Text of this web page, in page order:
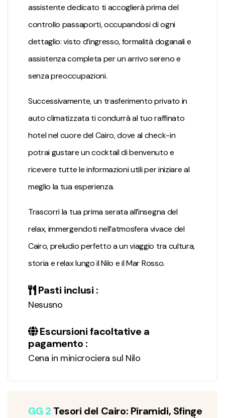
assistente dedicato ti accoglierà prima del
controllo passaporti, occupandosi di ogni
dettaglio: visto d’ingresso, formalità doganali e
assistenza completa per un arrivo sereno e
senza preoccupazioni.
Successivamente, un trasferimento privato in
auto climatizzata ti condurrà al tuo raffinato
hotel nel cuore del Cairo, dove al check-in
potrai gustare un cocktail di benvenuto e
ricevere tutte le informazioni utili per iniziare al
meglio la tua esperienza.
Trascorri la tua prima serata all’insegna del
relax, immergendoti nell’atmosfera vivace del
Cairo, preludio perfetto a un viaggio tra cultura,
storia e relax lungo il Nilo e il Mar Rosso.
Pasti inclusi :
Nesusno
Escursioni facoltative a
pagamento :
Cena in minicrociera sul Nilo
GG 2 Tesori del Cairo: Piramidi, Sfinge